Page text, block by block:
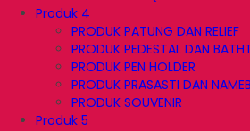
Produk 4
PRODUK PATUNG DAN RELIEF
PRODUK PEDESTAL DAN
PRODUK PEN HOLDER
PRODUK PRASASTI DAN
PRODUK SOUVENIR
Produk 5